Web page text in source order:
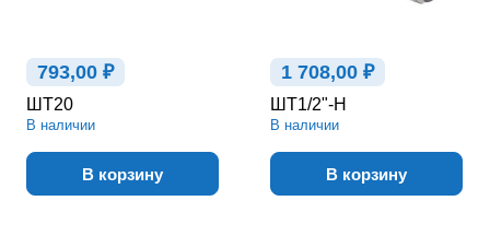
793,00 ₽
ШТ20
В наличии
В корзину
1 708,00 ₽
ШТ1/2"-Н
В наличии
В корзину